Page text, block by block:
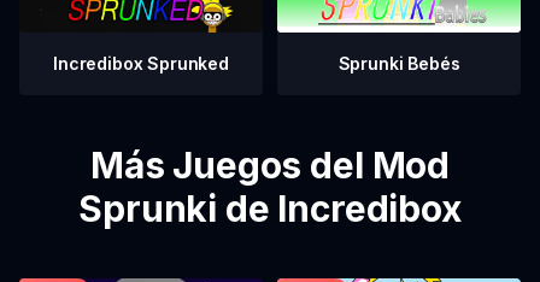
Incredibox Sprunked Sprunki Bebés
Más Juegos del Mod
Sprunki de Incredibox